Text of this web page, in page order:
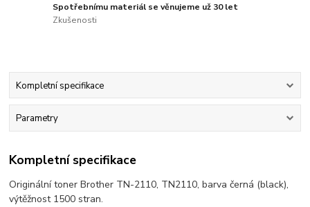
Spotřebnímu materiál se věnujeme už 30 let
Zkušenosti
Kompletní specifikace
Parametry
Kompletní specifikace
Originální toner Brother TN-2110, TN2110, barva černá (black),
výtěžnost 1500 stran.